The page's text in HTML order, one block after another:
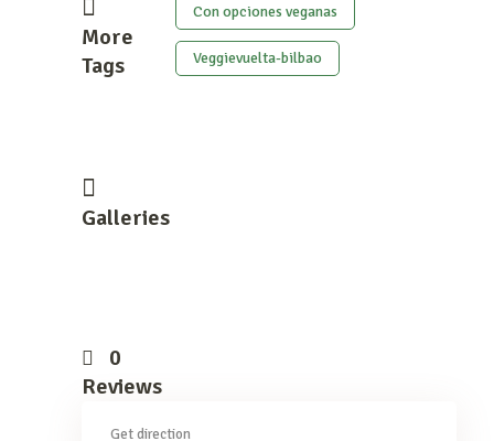
More
Tags
Con opciones veganas
Veggievuelta-bilbao
Galleries
0
Reviews
Get direction